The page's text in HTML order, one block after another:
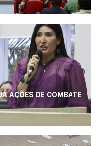
AÇÕES DE COMBATE